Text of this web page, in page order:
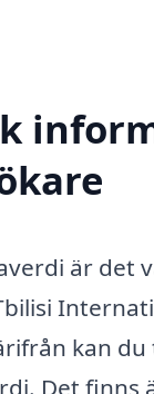
är det
kan du
Det finns